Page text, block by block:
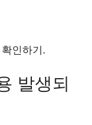
인하기.
발생되